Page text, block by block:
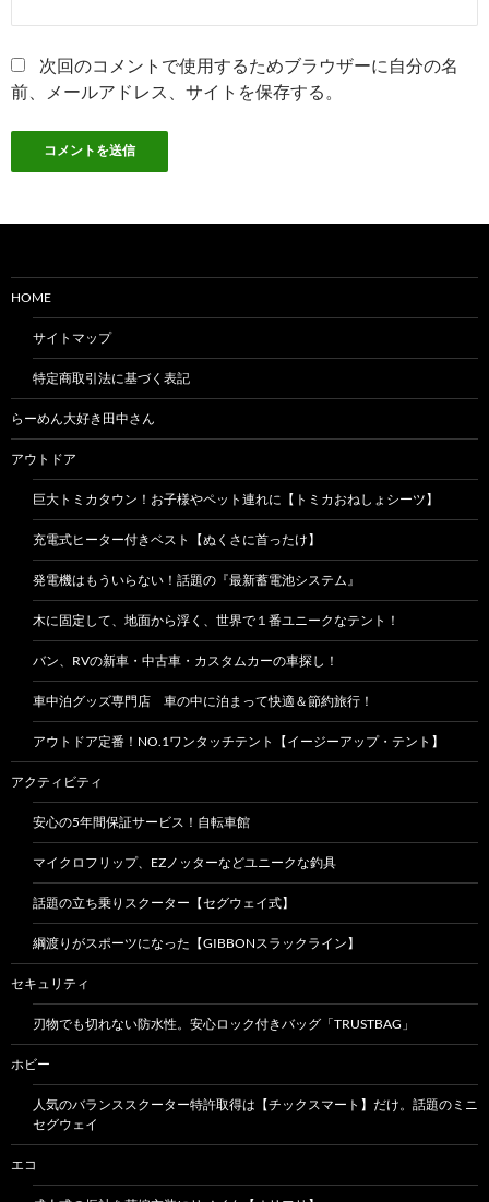
次回のコメントで使用するためブラウザーに自分の名
前、メールアドレス、サイトを保存する。
HOME
サイトマップ
特定商取引法に基づく表記
らーめん大好き田中さん
アウトドア
巨大トミカタウン！お子様やペット連れに【トミカおねしょシーツ】
充電式ヒーター付きベスト【ぬくさに首ったけ】
発電機はもういらない！話題の『最新蓄電池システム』
木に固定して、地面から浮く、世界で１番ユニークなテント！
バン、RVの新車・中古車・カスタムカーの車探し！
車中泊グッズ専門店 車の中に泊まって快適＆節約旅行！
アウトドア定番！NO.1ワンタッチテント【イージーアップ・テント】
アクティビティ
安心の5年間保証サービス！自転車館
マイクロフリップ、EZノッターなどユニークな釣具
話題の立ち乗りスクーター【セグウェイ式】
綱渡りがスポーツになった【GIBBONスラックライン】
セキュリティ
刃物でも切れない防水性。安心ロック付きバッグ「TRUSTBAG」
ホビー
人気のバランススクーター特許取得は【チックスマート】だけ。話題のミニ
セグウェイ
エコ